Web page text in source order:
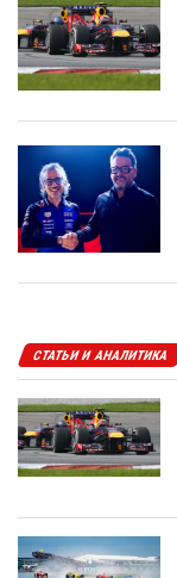
СТАТЬИ И АНАЛИТИКА